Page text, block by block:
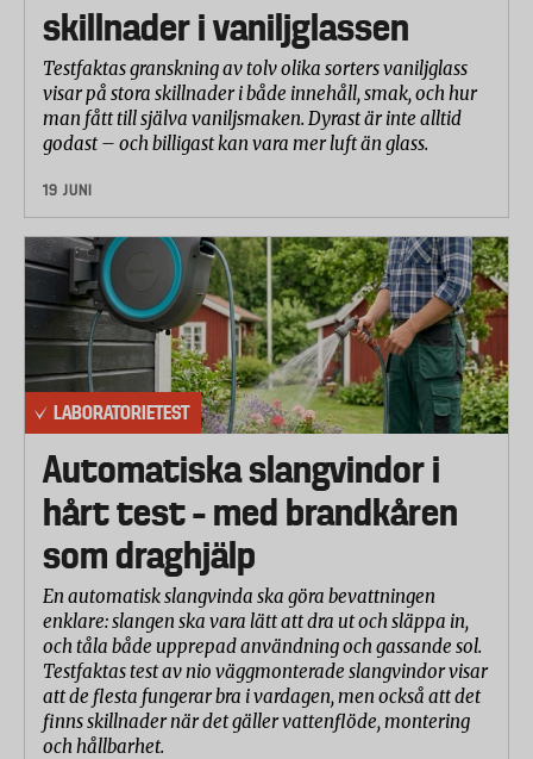
skillnader i vaniljglassen
Testfaktas granskning av tolv olika sorters vaniljglass
visar på stora skillnader i både innehåll, smak, och hur
man fått till själva vaniljsmaken. Dyrast är inte alltid
godast – och billigast kan vara mer luft än glass.
19 JUNI
LABORATORIETEST
Automatiska slangvindor i
hårt test – med brandkåren
som draghjälp
En automatisk slangvinda ska göra bevattningen
enklare: slangen ska vara lätt att dra ut och släppa in,
och tåla både upprepad användning och gassande sol.
Testfaktas test av nio väggmonterade slangvindor visar
att de flesta fungerar bra i vardagen, men också att det
finns skillnader när det gäller vattenflöde, montering
och hållbarhet.